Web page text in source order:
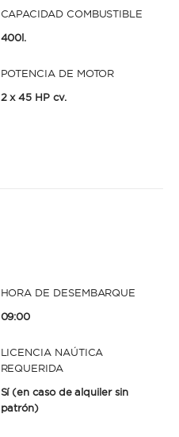
CAPACIDAD COMBUSTIBLE
400l.
POTENCIA DE MOTOR
2 x 45 HP cv.
HORA DE DESEMBARQUE
09:00
LICENCIA NAÚTICA
REQUERIDA
Sí (en caso de alquiler sin
patrón)